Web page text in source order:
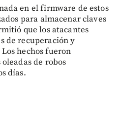
en el firmware de estos
para almacenar claves
que los atacantes
de recuperación y
hechos fueron
de robos
días.